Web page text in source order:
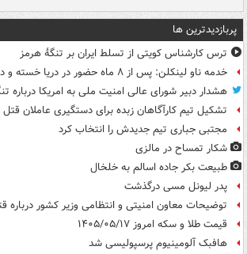
پربازدیدترین ها
ترس کارشناس کویتی از تسلط ایران بر تنگۀ هرمز
خدمه ناو لینکلن: پس از ۸ ماه حضور در دریا خسته و درمانده‌ شدیم
هشدار دبیر شورای عالی امنیت ملی به امریکا درباره
تشکیل تیم کارآگاهان زبده برای دستگیری عاملان قتل
مجتبی جباری تیم جدیدش را انتخاب کرد
شکار تمساح در مالزی
طبیعت بکر جاده اسالم به خلخال
پدر لیونل مسی درگذشت
توضیحات معاون امنیتی و انتظامی وزیر کشور درباره
قیمت طلا و سکه امروز ۱۴۰۵/۰۵/۱۷
هافبک آلومینیوم پرسپولیسی شد